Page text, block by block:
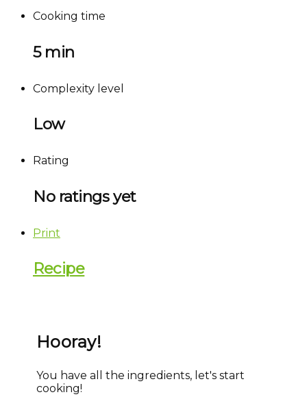
Cooking time
5 min
Complexity level
Low
Rating
No ratings yet
Print
Recipe
Hooray!
You have all the ingredients, let's start
cooking!